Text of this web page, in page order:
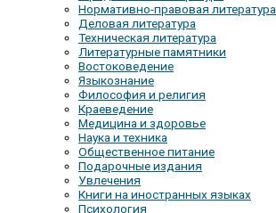
Нормативно-правовая литература
Деловая литература
Техническая литература
Литературные памятники
Востоковедение
Языкознание
Философия и религия
Краеведение
Медицина и здоровье
Наука и техника
Общественное питание
Подарочные издания
Увлечения
Книги на иностранных языках
Психология